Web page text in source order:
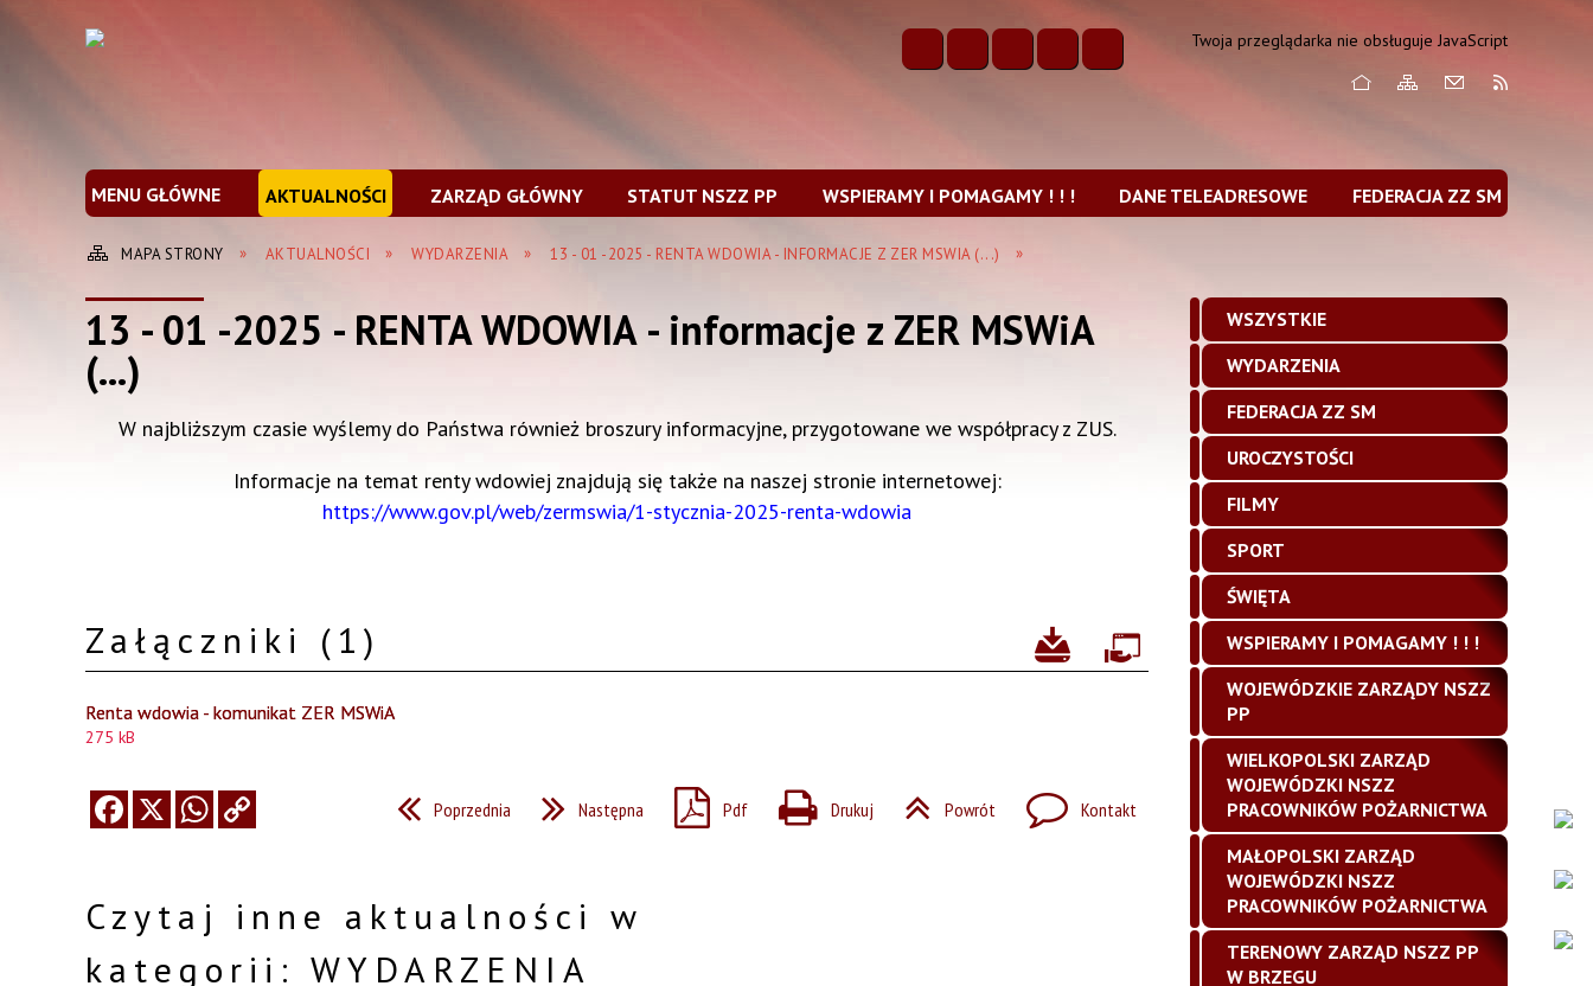
Twoja przeglądarka nie obsługuje JavaScript
MENU GŁÓWNE AKTUALNOŚCI ZARZĄD GŁÓWNY STATUT NSZZ PP WSPIERAMY I POMAGAMY ! ! ! DANE TELEADRESOWE FEDERACJA ZZ SM
MAPA STRONY AKTUALNOŚCI WYDARZENIA 13 - 01 -2025 - RENTA WDOWIA - INFORMACJE Z ZER MSWIA (...)
13 - 01 -2025 - RENTA WDOWIA - informacje z ZER MSWiA
(...)
W najbliższym czasie wyślemy do Państwa również broszury informacyjne, przygotowane we współpracy z ZUS.
Informacje na temat renty wdowiej znajdują się także na naszej stronie internetowej:
https://www.gov.pl/web/zermswia/1-stycznia-2025-renta-wdowia
Załączniki (1)
Renta wdowia - komunikat ZER MSWiA
275 kB
Poprzednia Następna Pdf Drukuj Powrót Kontakt
Czytaj inne aktualności w
kategorii: WYDARZENIA
WSZYSTKIE
WYDARZENIA
FEDERACJA ZZ SM
UROCZYSTOŚCI
FILMY
SPORT
ŚWIĘTA
WSPIERAMY I POMAGAMY ! ! !
WOJEWÓDZKIE ZARZĄDY NSZZ
PP
WIELKOPOLSKI ZARZĄD
WOJEWÓDZKI NSZZ
PRACOWNIKÓW POŻARNICTWA
MAŁOPOLSKI ZARZĄD
WOJEWÓDZKI NSZZ
PRACOWNIKÓW POŻARNICTWA
TERENOWY ZARZĄD NSZZ PP
W BRZEGU